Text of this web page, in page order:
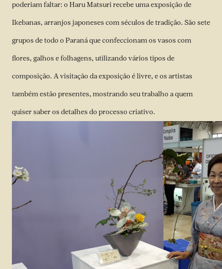
poderiam faltar: o Haru Matsuri recebe uma exposição de
Ikebanas, arranjos japoneses com séculos de tradição. São sete
grupos de todo o Paraná que confeccionam os vasos com
flores, galhos e folhagens, utilizando vários tipos de
composição. A visitação da exposição é livre, e os artistas
também estão presentes, mostrando seu trabalho a quem
quiser saber os detalhes do processo criativo.